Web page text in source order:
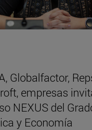
Globalfactor,
empresas
NEXUS del
y Economía